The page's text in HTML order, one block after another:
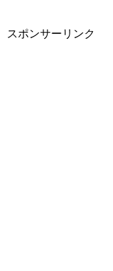
スポンサーリンク